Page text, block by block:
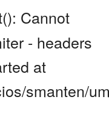
Cannot
- headers
at
smanten/